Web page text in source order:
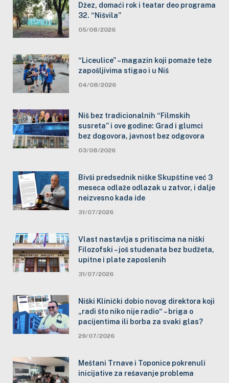
Džez, domaći rok i teatar deo programa
32. “Nišvila”
05/08/2026
“Liceulice” – magazin koji pomaže teže
zapošljivima stigao i u Niš
04/08/2026
Niš bez tradicionalnih “Filmskih
susreta” i ove godine: Grad i glumci
bez dogovora, javnost bez odgovora
03/08/2026
Bivši predsednik niške Skupštine već 3
meseca odlaže odlazak u zatvor, i dalje
neizvesno kada ide
31/07/2026
Vlast nastavlja s pritiscima na niški
Filozofski – još studenata bez budžeta,
upitne i plate zaposlenih
31/07/2026
Niški Klinički dobio novog direktora koji
„radi što niko nije radio“ – briga o
pacijentima ili borba za svaki glas?
29/07/2026
Meštani Trnave i Toponice pokrenuli
inicijative za rešavanje problema